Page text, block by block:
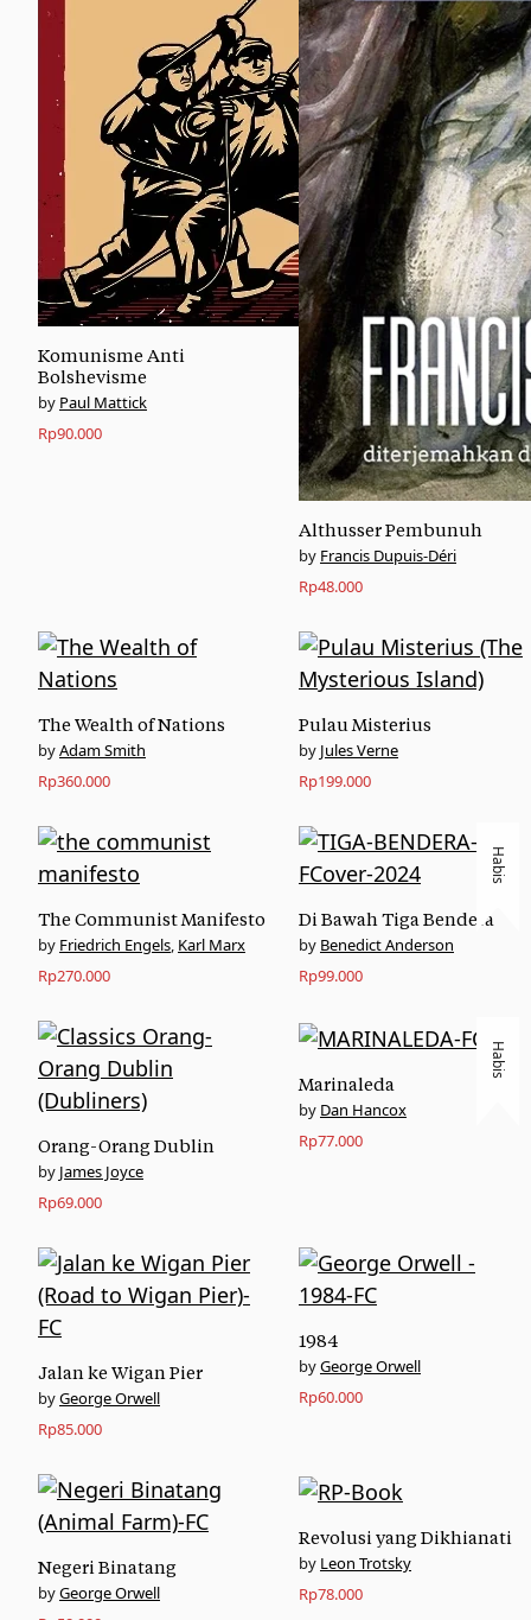
Komunisme Anti
Bolshevisme
Paul Mattick
Rp90.000
Althusser Pembunuh
Francis Dupuis-Déri
Rp48.000
The Wealth of Nations
Adam Smith
Rp360.000
Pulau Misterius
Jules Verne
Rp199.000
The Communist Manifesto
Friedrich Engels, Karl Marx
Rp270.000
Habis
Di Bawah Tiga Bendera
Benedict Anderson
Rp99.000
Orang-Orang Dublin
James Joyce
Rp69.000
Habis
Marinaleda
Dan Hancox
Rp77.000
Jalan ke Wigan Pier
George Orwell
Rp85.000
1984
George Orwell
Rp60.000
Negeri Binatang
George Orwell
Revolusi yang Dikhianati
Leon Trotsky
Rp78.000